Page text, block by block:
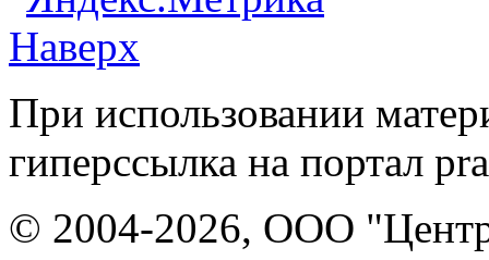
Наверх
При использовании
гиперссылка на портал
© 2004-2026, ООО "Центр